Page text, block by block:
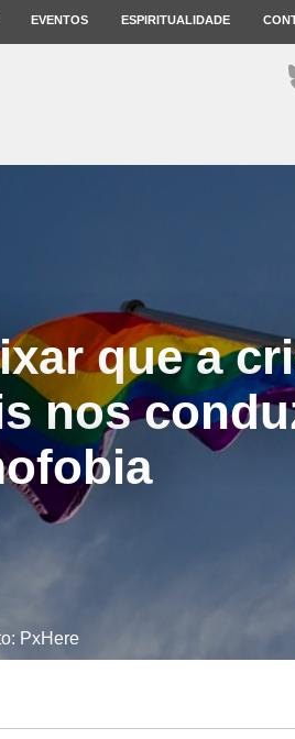
EVENTOS ESPIRITUALIDADE
que a
nos
PxHere